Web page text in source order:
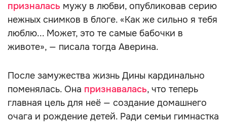
призналась мужу в любви, опубликовав серию
нежных снимков в блоге. «Как же сильно я тебя
люблю... Может, это те самые бабочки в
животе», — писала тогда Аверина.
После замужества жизнь Дины кардинально
поменялась. Она признавалась, что теперь
главная цель для неё — создание домашнего
очага и рождение детей. Ради семьи гимнастка